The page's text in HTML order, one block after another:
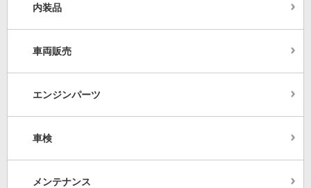
内装品
車両販売
エンジンパーツ
車検
メンテナンス